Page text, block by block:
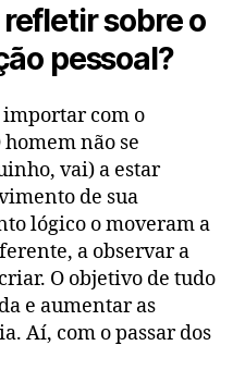
sobre o
pessoal?
com o
não se
vai) a estar
de sua
lógico o moveram a
a observar a
O objetivo de tudo
e aumentar as
Aí, com o passar dos